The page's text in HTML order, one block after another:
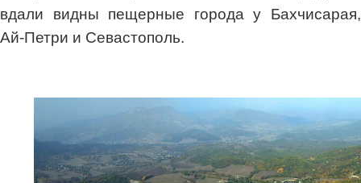
вдали видны пещерные города у Бахчисарая,
Ай-Петри и Севастополь.